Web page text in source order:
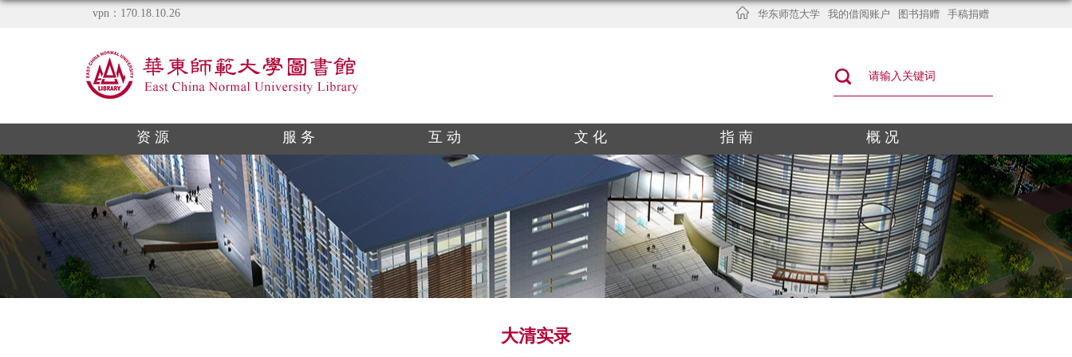
vpn：170.18.10.26 华东师范大学 我的借阅账户 图书捐赠 手稿捐赠
资 源 服 务 互 动 文 化 指 南 概 况
大清实录